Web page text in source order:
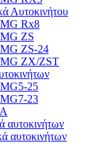
Αυτοκινήτου
MG Rx8
MG ZS
MG ZS-24
MG ZX/ZST
MG5-25
MG7-23